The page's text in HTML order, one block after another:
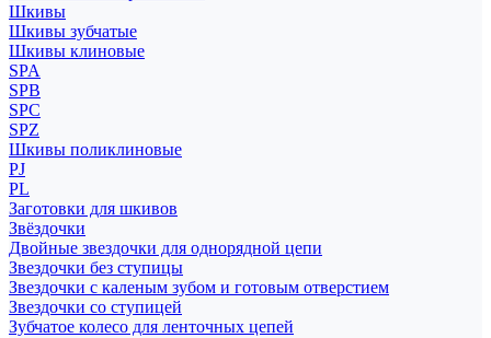
Шкивы
Шкивы зубчатые
Шкивы клиновые
SPA
SPB
SPC
SPZ
Шкивы поликлиновые
PJ
PL
Заготовки для шкивов
Звёздочки
Двойные звездочки для однорядной цепи
Звездочки без ступицы
Звездочки с каленым зубом и готовым отверстием
Звездочки со ступицей
Зубчатое колесо для ленточных цепей